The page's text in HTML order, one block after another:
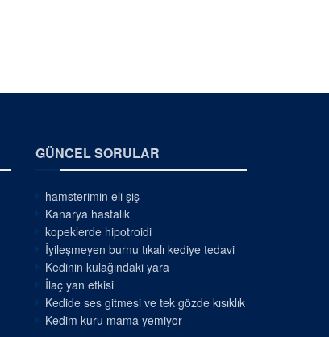
GÜNCEL SORULAR
hamsterimin eli şiş
Kanarya hastalık
kopeklerde hipotroidi
İyileşmeyen burnu tıkalı kediye tedavi
Kedinin kulağındaki yara
İlaç yan etkisi
Kedide ses gitmesi ve tek gözde kısıklık
Kedim kuru mama yemiyor